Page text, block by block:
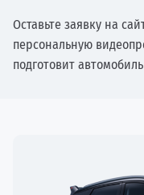
Оставьте заявку на
персональную
подготовит